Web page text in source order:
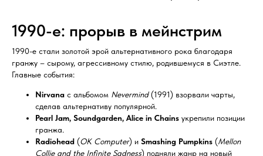
1990-е: прорыв в мейнстрим
1990-е стали золотой эрой альтернативного рока благодаря
гранжу – сырому, агрессивному стилю, родившемуся в Сиэтле.
Главные события:
Nirvana с альбомом Nevermind(1991) взорвали чарты,
сделав альтернативу популярной.
Pearl Jam, Soundgarden, Alice in Chains укрепили позиции
гранжа.
Radiohead (OK Computer) и Smashing Pumpkins (Mellon
Collie and the Infinite Sadness) подняли жанр на новый